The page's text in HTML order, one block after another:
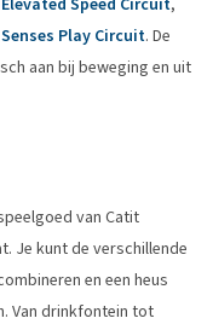
Play Circuit. De
aan bij beweging en uit
van Catit
Je kunt de verschillende
en een heus
Van drinkfontein tot